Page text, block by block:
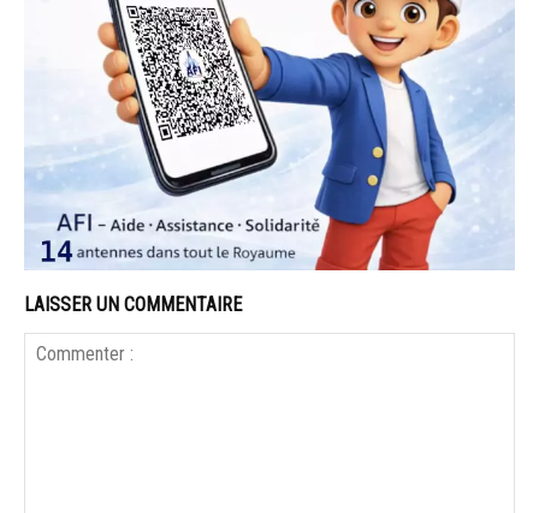
LAISSER UN COMMENTAIRE